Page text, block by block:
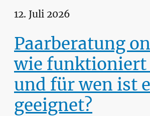
12. Juli 2026
Paarberatung
wie funktioniert
und für wen ist
geeignet?